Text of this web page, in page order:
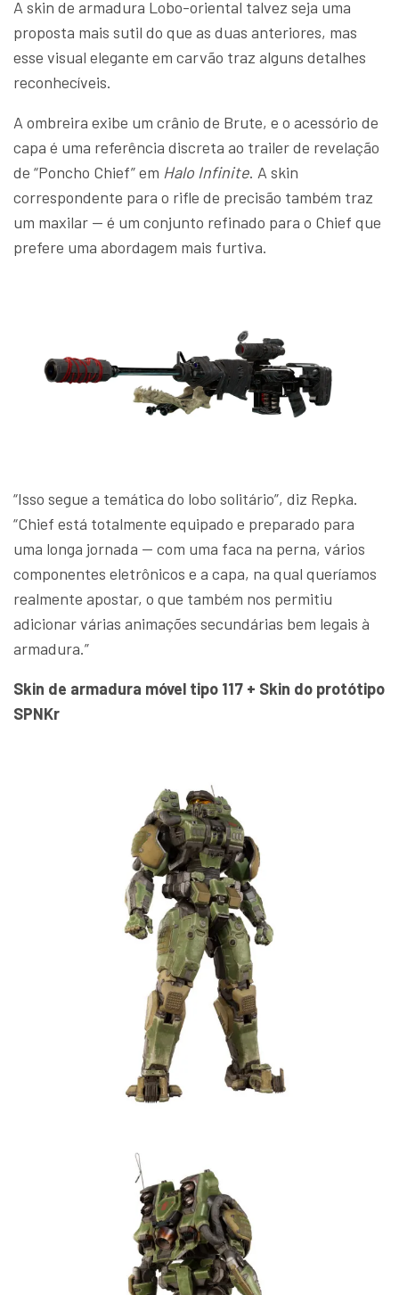
A skin de armadura Lobo-oriental talvez seja uma
proposta mais sutil do que as duas anteriores, mas
esse visual elegante em carvão traz alguns detalhes
reconhecíveis.
A ombreira exibe um crânio de Brute, e o acessório de
capa é uma referência discreta ao trailer de revelação
de “Poncho Chief” em Halo Infinite. A skin
correspondente para o rifle de precisão também traz
um maxilar — é um conjunto refinado para o Chief que
prefere uma abordagem mais furtiva.
“Isso segue a temática do lobo solitário”, diz Repka.
“Chief está totalmente equipado e preparado para
uma longa jornada — com uma faca na perna, vários
componentes eletrônicos e a capa, na qual queríamos
realmente apostar, o que também nos permitiu
adicionar várias animações secundárias bem legais à
armadura.”
Skin de armadura móvel tipo 117 + Skin do protótipo
SPNKr